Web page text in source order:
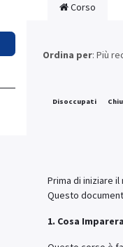
Corso
Ordina per: Più
Disoccupati
Prima di iniziare
Questo
1. Cosa